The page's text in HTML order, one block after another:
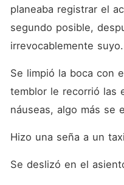
planeaba registrar el
segundo posible,
irrevocablemente suyo.
Se limpió la boca con
temblor le recorrió las
náuseas, algo más se
Hizo una seña a un
Se deslizó en el